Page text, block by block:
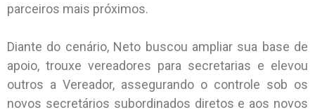
parceiros mais próximos.
Diante do cenário, Neto buscou ampliar sua base de
apoio, trouxe vereadores para secretarias e elevou
outros a Vereador, assegurando o controle sob os
novos secretários subordinados diretos e aos novos